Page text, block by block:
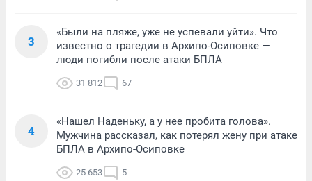
3
«Были на пляже, уже не успевали уйти». Что
известно о трагедии в Архипо-Осиповке —
люди погибли после атаки БПЛА
31 812 67
4
«Нашел Наденьку, а у нее пробита голова».
Мужчина рассказал, как потерял жену при атаке
БПЛА в Архипо-Осиповке
25 653 5